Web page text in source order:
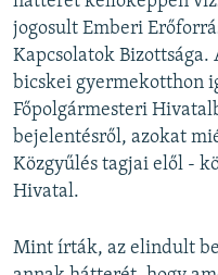
jogosult Emberi
Kapcsolatok
bicskei gyermekotthon
Főpolgármesteri
bejelentésről, azokat
Közgyűlés tagjai elől -
Hivatal.
Mint írták, az elindult